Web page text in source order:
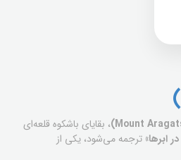
، بقایای باشکوه قلعه‌ای
ابرها» ترجمه می‌شود، یکی از